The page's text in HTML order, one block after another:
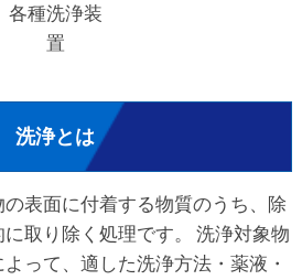
各種洗浄装
置
洗浄とは
表面に付着する物質のうち、除
取り除く処理です。 洗浄対象物
って、適した洗浄方法・薬液・